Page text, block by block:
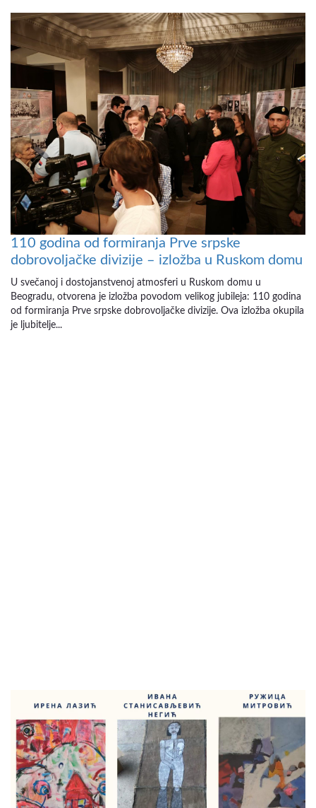
110 godina od formiranja Prve srpske
dobrovoljačke divizije – izložba u Ruskom domu
U svečanoj i dostojanstvenoj atmosferi u Ruskom domu u
Beogradu, otvorena je izložba povodom velikog jubileja: 110 godina
od formiranja Prve srpske dobrovoljačke divizije. Ova izložba okupila
je ljubitelje...